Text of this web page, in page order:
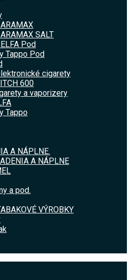
SALT
Pod
Tappo Pod
cigarety
600
a vaporizery
Tappo
A NÁPLNE.
A NÁPLNE
a pod.
VÝROBKY